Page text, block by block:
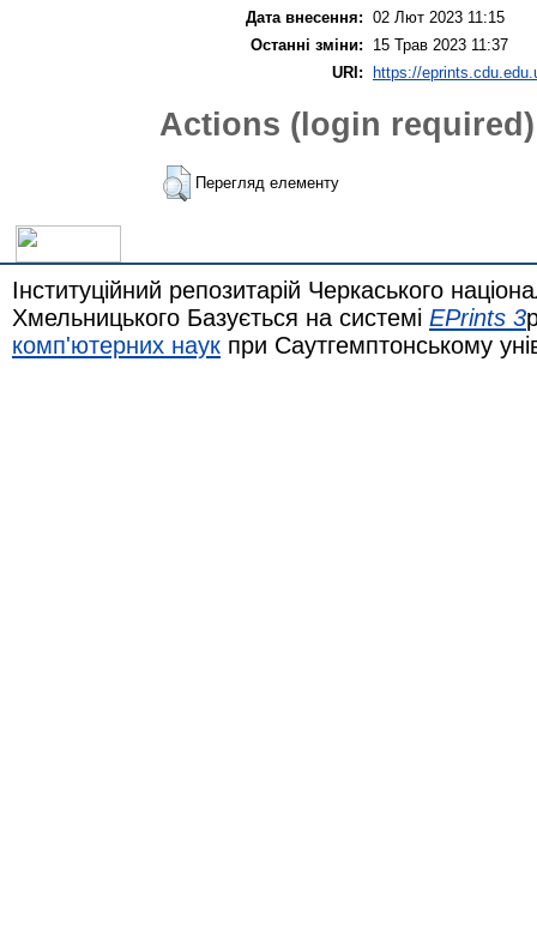
Дата внесення: 02 Лют 2023 11:15
Останні зміни:
15 Трав 2023 11:37
URI: https://
Actions (login required)
Перегляд елементу
Інституційний репозитарій Черкаського
Хмельницького Базується на системі EPrints 3
комп'ютерних наук при Саутгемптонському